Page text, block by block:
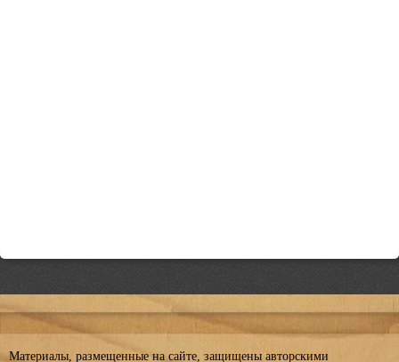
Материалы, размещенные на сайте, защищены авторскими